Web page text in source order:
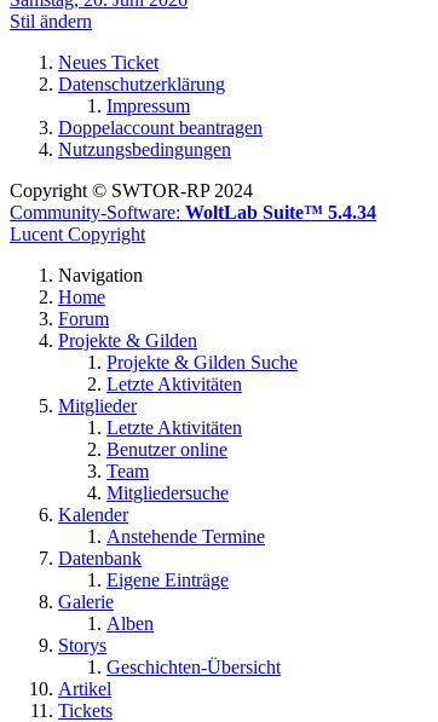
Stil ändern
Neues Ticket
Datenschutzerklärung
Impressum
Doppelaccount beantragen
Nutzungsbedingungen
Copyright © SWTOR-RP 2024
Community-Software: WoltLab Suite™ 5.4.34
Lucent Copyright
Navigation
Home
Forum
Projekte & Gilden
Projekte & Gilden Suche
Letzte Aktivitäten
Mitglieder
Letzte Aktivitäten
Benutzer online
Team
Mitgliedersuche
Kalender
Anstehende Termine
Datenbank
Eigene Einträge
Galerie
Alben
Storys
Geschichten-Übersicht
Artikel
Tickets